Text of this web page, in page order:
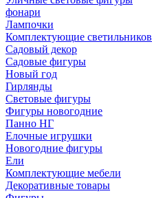
фонари
Лампочки
Комплектующие светильников
Садовый декор
Садовые фигуры
Новый год
Гирлянды
Световые фигуры
Фигуры новогодние
Панно НГ
Елочные игрушки
Новогодние фигуры
Ели
Комплектующие мебели
Декоративные товары